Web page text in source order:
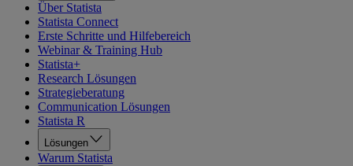
Über Statista
Statista Connect
Erste Schritte und Hilfebereich
Webinar & Training Hub
Statista+
Research Lösungen
Strategieberatung
Communication Lösungen
Statista R
Lösungen
Warum Statista